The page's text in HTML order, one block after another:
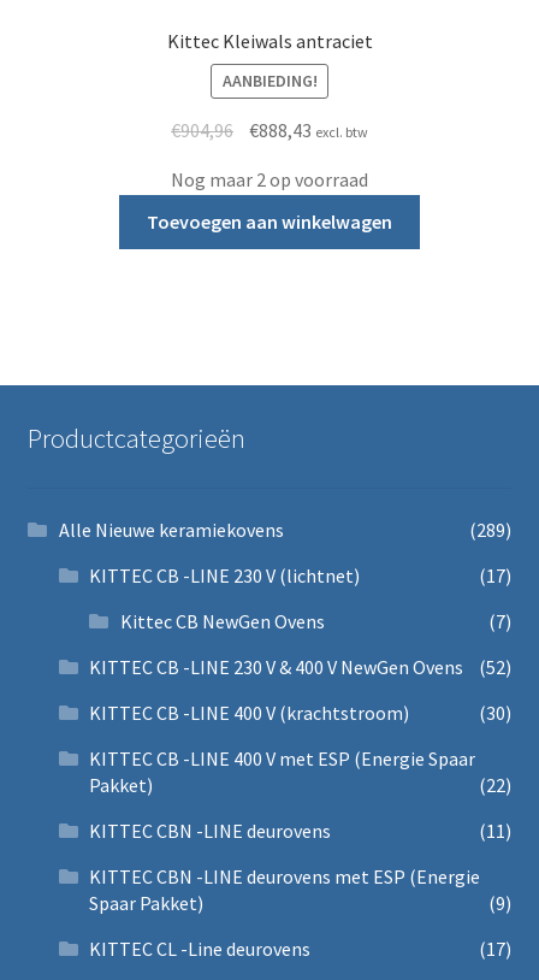
Kittec Kleiwals antraciet
AANBIEDING!
€904,96 Oorspronkelijke prijs was: €904,96.
€888,43Huidige prijs is: €888,43.
excl. btw
Nog maar 2 op voorraad
Toevoegen aan winkelwagen
Productcategorieën
Alle Nieuwe keramiekovens
(289)
KITTEC CB -LINE 230 V (lichtnet)
(17)
Kittec CB NewGen Ovens
(7)
KITTEC CB -LINE 230 V & 400 V NewGen Ovens
(52)
KITTEC CB -LINE 400 V (krachtstroom)
(30)
KITTEC CB -LINE 400 V met ESP (Energie Spaar
Pakket)
(22)
KITTEC CBN -LINE deurovens
(11)
KITTEC CBN -LINE deurovens met ESP (Energie
Spaar Pakket)
(9)
KITTEC CL -Line deurovens
(17)